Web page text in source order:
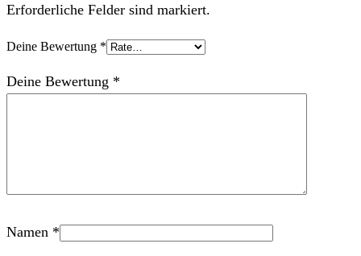
Erforderliche Felder sind markiert.
Deine Bewertung *
Deine Bewertung *
Namen *